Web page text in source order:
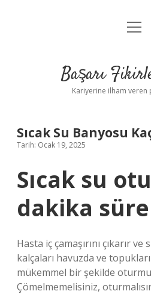
Anasayfa
Yasal
Başarı
Kariyerine ilham veren
Sıcak Su Banyosu
Tarih: Ocak 19, 2025
Sıcak su
dakika
Hasta iç çamaşırını çıkarır
kalçaları havuzda ve
mükemmel bir şekilde
Çömelmemelisiniz,